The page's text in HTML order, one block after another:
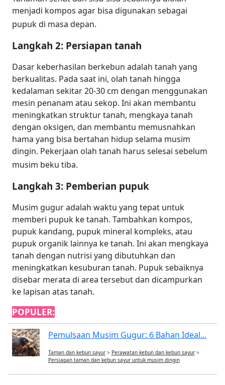
menjadi kompos agar bisa digunakan sebagai
pupuk di masa depan.
Langkah 2: Persiapan tanah
Dasar keberhasilan berkebun adalah tanah yang
berkualitas. Pada saat ini, olah tanah hingga
kedalaman sekitar 20-30 cm dengan menggunakan
mesin penanam atau sekop. Ini akan membantu
meningkatkan struktur tanah, mengkaya tanah
dengan oksigen, dan membantu memusnahkan
hama yang bisa bertahan hidup selama musim
dingin. Pekerjaan olah tanah harus selesai sebelum
musim beku tiba.
Langkah 3: Pemberian pupuk
Musim gugur adalah waktu yang tepat untuk
memberi pupuk ke tanah. Tambahkan kompos,
pupuk kandang, pupuk mineral kompleks, atau
pupuk organik lainnya ke tanah. Ini akan mengkaya
tanah dengan nutrisi yang dibutuhkan dan
meningkatkan kesuburan tanah. Pupuk sebaiknya
disebar merata di area tersebut dan dicampurkan
ke lapisan atas tanah.
POPULER:
Pemulsaan Musim Gugur: 6 Bahan Ideal...
Taman dan kebun sayur > Perawatan kebun dan kebun sayur >
Persiapan taman dan kebun sayur untuk musim dingin